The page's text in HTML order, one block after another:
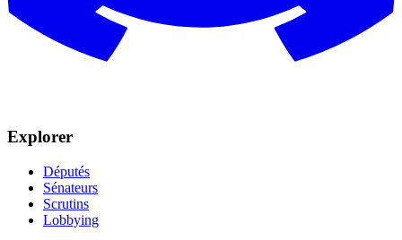
Explorer
Députés
Sénateurs
Scrutins
Lobbying